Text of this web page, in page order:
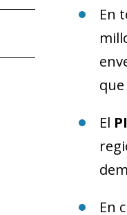
En
El
En